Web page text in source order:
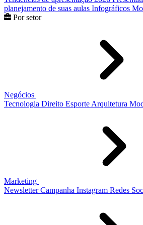
planejamento de suas aulas Infográficos
Por setor
Negócios
Tecnologia Direito Esporte Arquitetura
Marketing
Newsletter Campanha Instagram Redes